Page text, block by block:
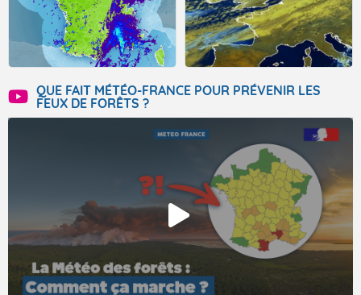
QUE FAIT MÉTÉO-FRANCE POUR PRÉVENIR LES
FEUX DE FORÊTS ?